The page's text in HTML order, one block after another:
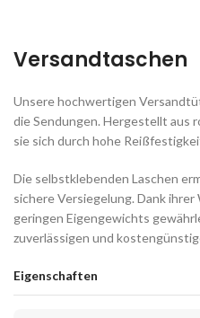
Versandtaschen
Unsere hochwertigen
die Sendungen. Hergestellt aus
sie sich durch hohe
Die selbstklebenden Laschen
sichere Versiegelung. Dank
geringen Eigengewichts
zuverlässigen und
Eigenschaften